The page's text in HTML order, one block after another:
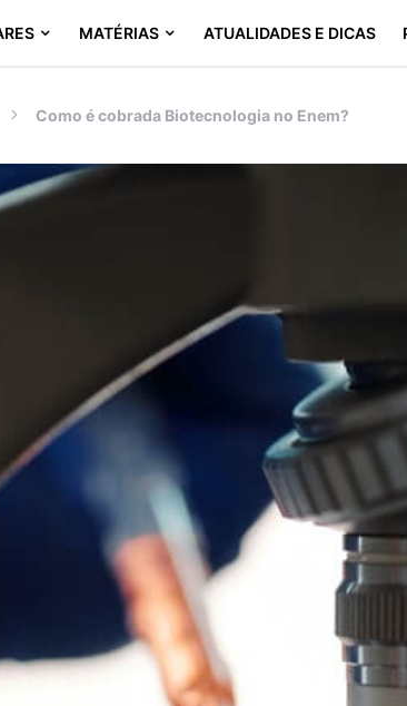
MATÉRIAS ATUALIDADES E DICAS
Como é cobrada Biotecnologia no Enem?